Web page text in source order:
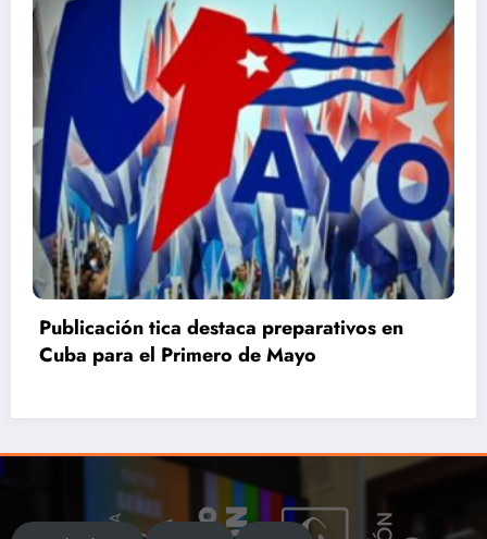
Primero de Mayo en Villa Clara: La Patria se
defiende